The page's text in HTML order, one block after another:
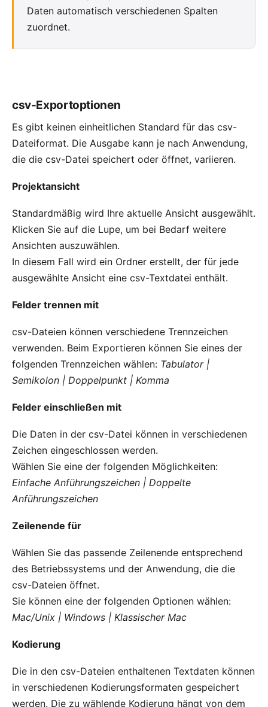
Daten automatisch verschiedenen Spalten
zuordnet.
csv-Exportoptionen
Es gibt keinen einheitlichen Standard für das csv-
Dateiformat. Die Ausgabe kann je nach Anwendung,
die die csv-Datei speichert oder öffnet, variieren.
Projektansicht
Standardmäßig wird Ihre aktuelle Ansicht ausgewählt.
Klicken Sie auf die Lupe, um bei Bedarf weitere
Ansichten auszuwählen.
In diesem Fall wird ein Ordner erstellt, der für jede
ausgewählte Ansicht eine csv-Textdatei enthält.
Felder trennen mit
csv-Dateien können verschiedene Trennzeichen
verwenden. Beim Exportieren können Sie eines der
folgenden Trennzeichen wählen: Tabulator |
Semikolon | Doppelpunkt | Komma
Felder einschließen mit
Die Daten in der csv-Datei können in verschiedenen
Zeichen eingeschlossen werden.
Wählen Sie eine der folgenden Möglichkeiten:
Einfache Anführungszeichen | Doppelte
Anführungszeichen
Zeilenende für
Wählen Sie das passende Zeilenende entsprechend
des Betriebssystems und der Anwendung, die die
csv-Dateien öffnet.
Sie können eine der folgenden Optionen wählen:
Mac/Unix | Windows | Klassischer Mac
Kodierung
Die in den csv-Dateien enthaltenen Textdaten können
in verschiedenen Kodierungsformaten gespeichert
werden. Die zu wählende Kodierung hängt von dem